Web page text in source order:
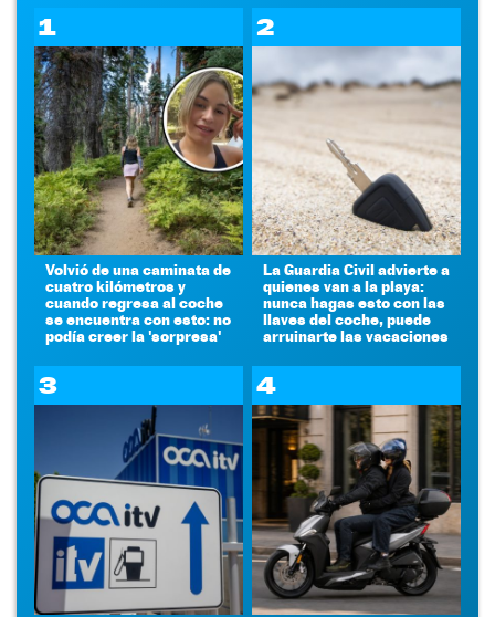
1
Volvió de una caminata de
cuatro kilómetros y
cuando regresa al coche
se encuentra con esto: no
podía creer la 'sorpresa'
2
La Guardia Civil advierte a
quienes van a la playa:
nunca hagas esto con las
llaves del coche, puede
arruinarte las vacaciones
3 4